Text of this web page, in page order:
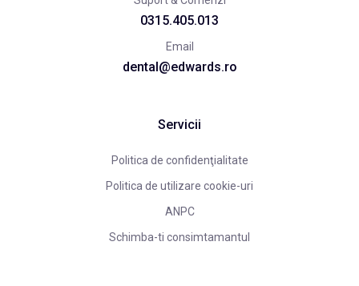
0315.405.013
Email
dental@edwards.ro
Servicii
Politica de confidenţialitate
Politica de utilizare cookie-uri
ANPC
Schimba-ti consimtamantul